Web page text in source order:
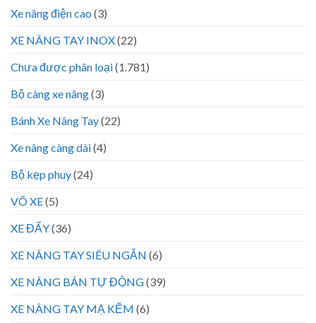
Xe nâng điện cao (3)
XE NÂNG TAY INOX(22)
Chưa được phân loại(1.781)
Bộ càng xe nâng(3)
Bánh Xe Nâng Tay(22)
Xe nâng càng dài(4)
Bộ kẹp phuy(24)
VÕ XE(5)
XE ĐẨY(36)
XE NÂNG TAY SIÊU NGẮN (6)
XE NÂNG BÁN TỰ ĐỘNG(39)
XE NÂNG TAY MẠ KẼM (6)